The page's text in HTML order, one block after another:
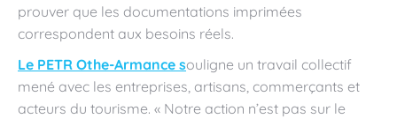
prouver que les documentations imprimées
correspondent aux besoins réels.
Le PETR Othe-Armance souligne un travail collectif
mené avec les entreprises, artisans, commerçants et
acteurs du tourisme. « Notre action n’est pas sur le